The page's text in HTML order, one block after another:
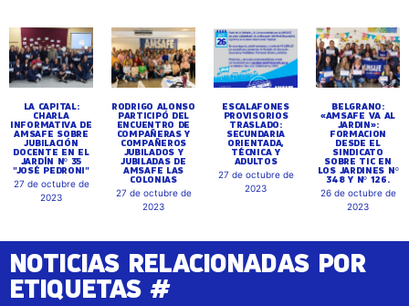
LA CAPITAL:
CHARLA
INFORMATIVA DE
AMSAFE SOBRE
JUBILACIÓN
DOCENTE EN EL
JARDÍN Nº 35
"JOSÉ PEDRONI"
27 de octubre de
2023
RODRIGO ALONSO
PARTICIPÓ DEL
ENCUENTRO DE
COMPAÑERAS Y
COMPAÑEROS
JUBILADOS Y
JUBILADAS DE
AMSAFE LAS
COLONIAS
27 de octubre de
2023
ESCALAFONES
PROVISORIOS
TRASLADO:
SECUNDARIA
ORIENTADA,
TÉCNICA Y
ADULTOS
27 de octubre de
2023
BELGRANO:
«AMSAFE VA AL
JARDIN»:
FORMACION
DESDE EL
SINDICATO
SOBRE TIC EN
LOS JARDINES Nº
348 Y Nº 126.
26 de octubre de
2023
NOTICIAS RELACIONADAS POR
ETIQUETAS #